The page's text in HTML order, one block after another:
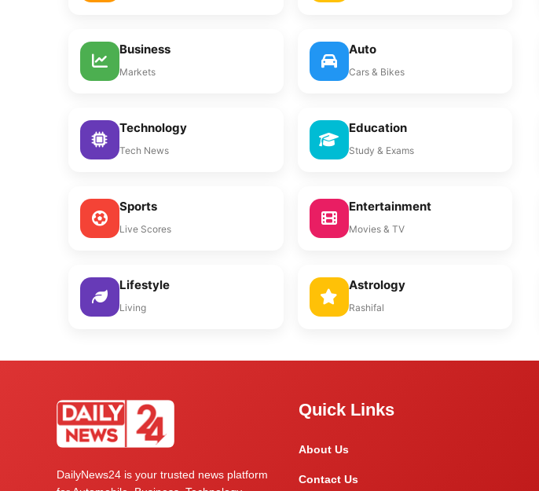
Business
Markets
Auto
Cars & Bikes
Technology
Tech News
Education
Study & Exams
Sports
Live Scores
Entertainment
Movies & TV
Lifestyle
Living
Astrology
Rashifal
DailyNews24 is your trusted news platform
Quick Links
About Us
Contact Us